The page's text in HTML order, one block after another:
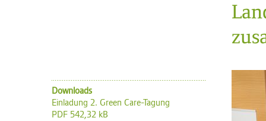
Downloads
Einladung 2. Green Care-Tagung
PDF 542,32 kB